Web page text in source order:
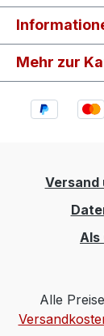
Mehr zur
Versand
Als
Alle